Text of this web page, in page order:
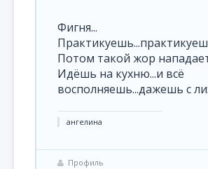
Фигня...
Потом такой жор
Идёшь на кухню...и всё
восполняешь...дажешь с
ангелина
Профиль